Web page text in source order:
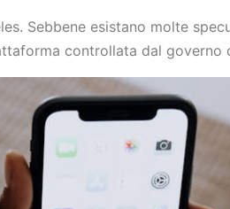
Sebbene esistano molte
controllata dal governo